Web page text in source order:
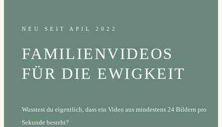
NEU SEIT APIL 2022
Wusstest du eigentlich, dass ein Video aus mindestens 24 Bildern pro
Sekunde besteht?
FAMILIENVIDEOS
FÜR DIE EWIGKEIT